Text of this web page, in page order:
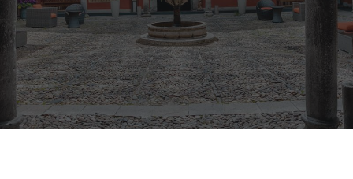
(+51) 01 200 9200
AGENCIAS/EMPRESAS